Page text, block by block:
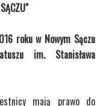
roku w Nowym Sączu
im. Stanisława
mają prawo do